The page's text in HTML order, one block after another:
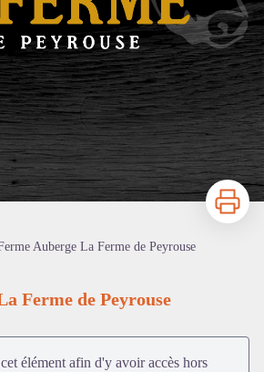
Imprimer
Auberge La Ferme de Peyrouse
Ferme de Peyrouse
élément afin d'y avoir accès hors